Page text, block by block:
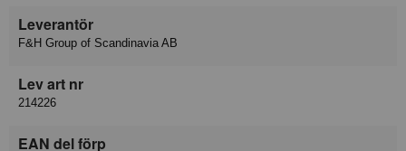
Leverantör
F&H Group of Scandinavia AB
Lev art nr
214226
EAN del förp